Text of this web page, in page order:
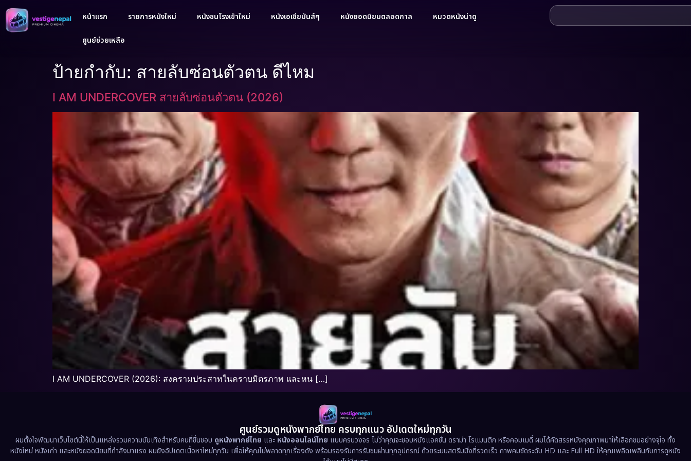
หน้าแรก รายการหนังใหม่ หนังชนโรงเข้าใหม่ หนังเอเชียมันส์ๆ หนังยอดนิยมตลอดกาล หมวดหนังน่าดู
ศูนย์ช่วยเหลือ
ป้ายกำกับ: สายลับซ่อนตัวตน ดีไหม
I AM UNDERCOVER สายลับซ่อนตัวตน (2026)
I AM UNDERCOVER (2026): สงครามประสาทในคราบมิตรภาพ และหน […]
ศูนย์รวมดูหนังพากย์ไทย ครบทุกแนว อัปเดตใหม่ทุกวัน
ผมตั้งใจพัฒนาเว็บไซต์นี้ให้เป็นแหล่งรวมความบันเทิงสำหรับคนที่ชื่นชอบ ดูหนังพากย์ไทย และ หนังออนไลน์ไทย แบบครบวงจร ไม่ว่าคุณจะชอบหนังแอคชั่น ดราม่า โรแมนติก หรือคอมเมดี้ ผมได้คัดสรรหนังคุณภาพมาให้เลือกชมอย่างจุใจ ทั้ง
หนังใหม่ หนังเก่า และหนังยอดนิยมที่กำลังมาแรง ผมยังอัปเดตเนื้อหาใหม่ทุกวัน เพื่อให้คุณไม่พลาดทุกเรื่องดัง พร้อมรองรับการรับชมผ่านทุกอุปกรณ์ ด้วยระบบสตรีมมิ่งที่รวดเร็ว ภาพคมชัดระดับ HD และ Full HD ให้คุณเพลิดเพลินกับการดูหนัง